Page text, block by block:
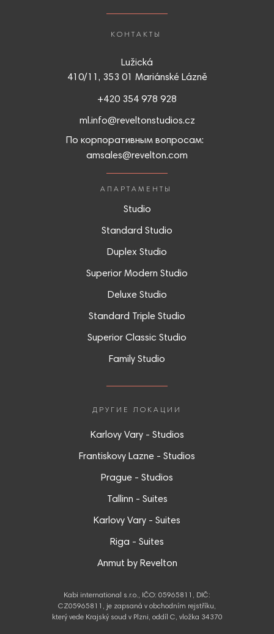
КОНТАКТЫ
АПАРТАМЕНТЫ
ДРУГИЕ ЛОКАЦИИ
+420 354 978 928
ml.info@reveltonstudios.cz
Lužická
410/11, 353 01 Mariánské Lázně
Karlovy Vary - Studios
Frantiskovy Lazne - Studios
Prague - Studios
Tallinn - Suites
Karlovy Vary - Suites
Riga - Suites
Anmut by Revelton
Studio
Standard Studio
Deluxe Studio
Duplex Studio
Superior Classic Studio
Standard Triple Studio
Superior Modern Studio
Family Studio
По корпоративным вопросам:
amsales@revelton.com
Kabi international s.r.o., IČO: 05965811, DIČ:
CZ05965811, je zapsaná v obchodním rejstříku,
který vede Krajský soud v Plzni, oddíl C, vložka 34370